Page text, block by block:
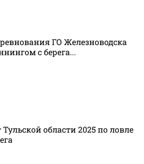
ГО Железноводска
с берега...
области 2025 по ловле